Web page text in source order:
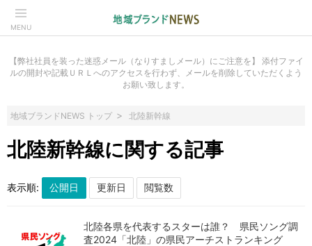
MENU
【弊社社員を装った迷惑メール（なりすましメール）にご注意を】 添付ファイ
ルの開封や記載ＵＲＬへのアクセスを行わず、メールを削除していただくよう
お願い致します。
地域ブランドNEWS トップ 北陸新幹線
北陸新幹線に関する記事
表示順:
北陸各県を代表するスターは誰？ 県民ソング調
査2024「北陸」の県民アーチストランキング